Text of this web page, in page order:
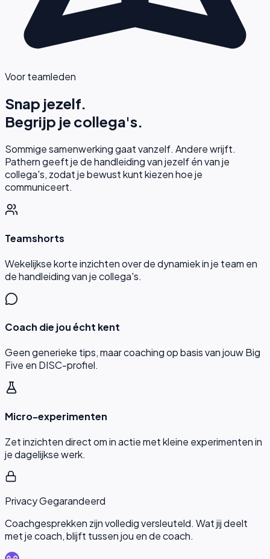
Voor teamleden
Snap jezelf.
Begrijp je collega's.
Sommige samenwerking gaat vanzelf. Andere wrijft.
Pathern geeft je de handleiding van jezelf én van je
collega's, zodat je bewust kunt kiezen hoe je
communiceert.
Teamshorts
Wekelijkse korte inzichten over de dynamiek in je team en
de handleiding van je collega's.
Coach die jou écht kent
Geen generieke tips, maar coaching op basis van jouw Big
Five en DISC-profiel.
Micro-experimenten
Zet inzichten direct om in actie met kleine experimenten in
je dagelijkse werk.
Privacy Gegarandeerd
Coachgesprekken zijn volledig versleuteld. Wat jij deelt
met je coach, blijft tussen jou en de coach.